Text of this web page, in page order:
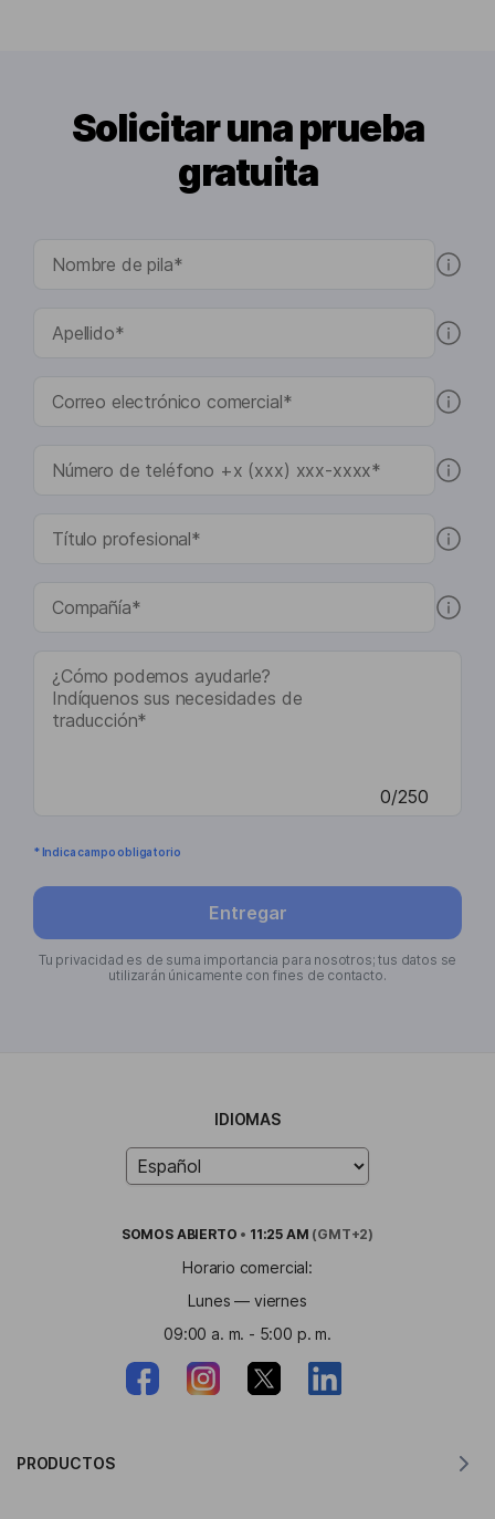
Solicitar una prueba
gratuita
0/250
* Indica campo obligatorio
Entregar
Tu privacidad es de suma importancia para nosotros; tus datos se
utilizarán únicamente con fines de contacto.
IDIOMAS
SOMOS ABIERTO • 11:25 AM (GMT+2)
Horario comercial:
Lunes — viernes
09:00 a. m. - 5:00 p. m.
PRODUCTOS